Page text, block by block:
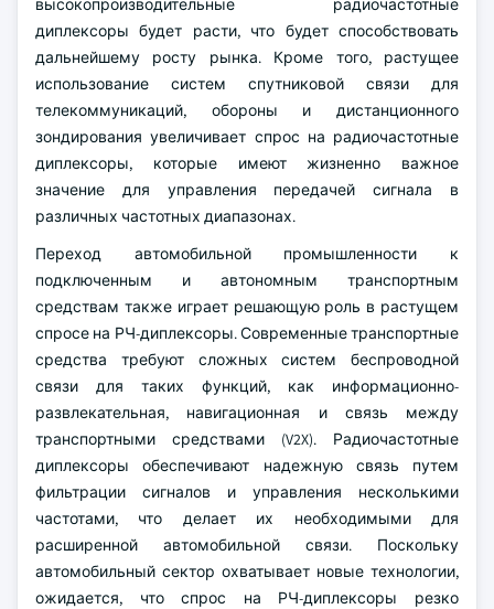
высокопроизводительные радиочастотные
диплексоры будет расти, что будет способствовать
дальнейшему росту рынка. Кроме того, растущее
использование систем спутниковой связи для
телекоммуникаций, обороны и дистанционного
зондирования увеличивает спрос на радиочастотные
диплексоры, которые имеют жизненно важное
значение для управления передачей сигнала в
различных частотных диапазонах.
Переход автомобильной промышленности к
подключенным и автономным транспортным
средствам также играет решающую роль в растущем
спросе на РЧ-диплексоры. Современные транспортные
средства требуют сложных систем беспроводной
связи для таких функций, как информационно-
развлекательная, навигационная и связь между
транспортными средствами (V2X). Радиочастотные
диплексоры обеспечивают надежную связь путем
фильтрации сигналов и управления несколькими
частотами, что делает их необходимыми для
расширенной автомобильной связи. Поскольку
автомобильный сектор охватывает новые технологии,
ожидается, что спрос на РЧ-диплексоры резко